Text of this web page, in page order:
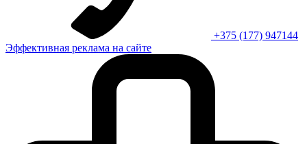
+375 (177) 947144
Эффективная реклама на сайте